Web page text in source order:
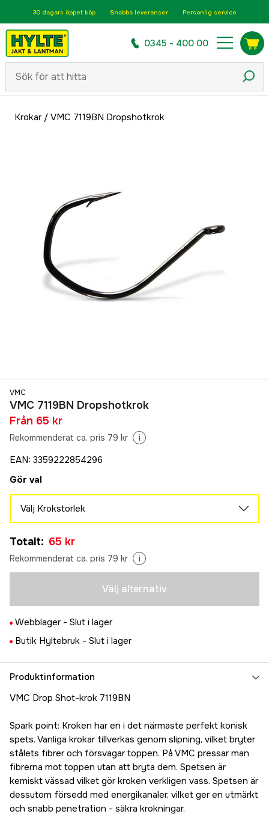
30 dagars öppet köp Snabba leveranser Personlig service
0345 - 400 00
Krokar/ VMC 7119BN Dropshotkrok
VMC
VMC 7119BN Dropshotkrok
Från 65 kr
Rekommenderat ca. pris 79 kr i
EAN: 3359222854296
Gör val
Välj Krokstorlek
65 kr
1/0
65 kr
Totalt: 65 kr
Rekommenderat ca. pris 79 kr i
Välj alternativ
Webblager - Slut i lager
Butik Hyltebruk - Slut i lager
Produktinformation
VMC Drop Shot-krok 7119BN
Spark point: Kroken har en i det närmaste perfekt konisk
spets. Vanliga krokar tillverkas genom slipning, vilket bryter
stålets fibrer och försvagar toppen. På VMC pressar man
fibrerna mot toppen utan att bryta dem. Spetsen är
kemiskt vässad vilket gör kroken verkligen vass. Spetsen är
dessutom försedd med energikanaler, vilket ger en utmärkt
och snabb penetration - säkra krokningar.